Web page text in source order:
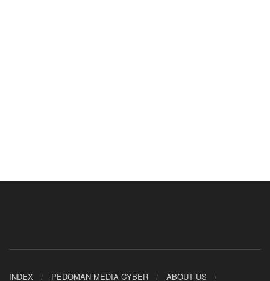
INDEX PEDOMAN MEDIA CYBER ABOUT US